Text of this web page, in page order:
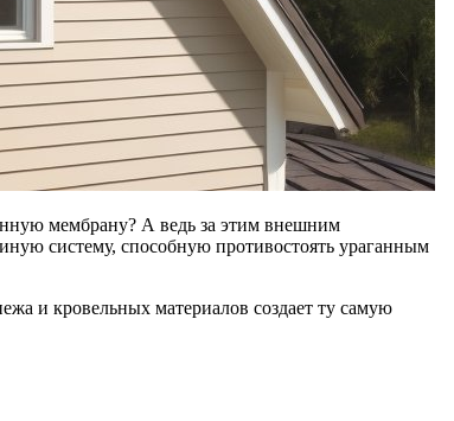
мембрану? А ведь за этим внешним
систему, способную противостоять ураганным
и кровельных материалов создает ту самую